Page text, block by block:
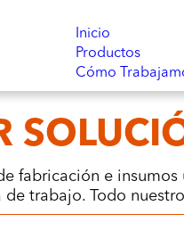
Inicio
Productos
Cómo
fabricación e
de trabajo. Todo